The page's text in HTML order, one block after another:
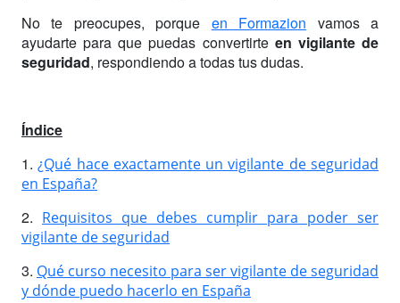
No te preocupes, porque en Formazion vamos a
ayudarte para que puedas convertirte en vigilante de
seguridad, respondiendo a todas tus dudas.
Índice
1.¿Qué hace exactamente un vigilante de seguridad
en España?
2. Requisitos que debes cumplir para poder ser
vigilante de seguridad
3. Qué curso necesito para ser vigilante de seguridad
y dónde puedo hacerlo en España